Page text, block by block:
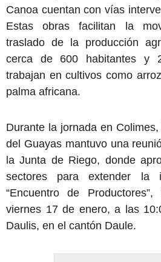
Canoa cuentan con vías
Estas obras facilitan la
traslado de la producción
cerca de 600 habitantes y
trabajan en cultivos como
palma africana.
Durante la jornada en
del Guayas mantuvo una
la Junta de Riego, donde
sectores para extender la
“Encuentro de
viernes 17 de enero, a las
Daulis, en el cantón Daule.